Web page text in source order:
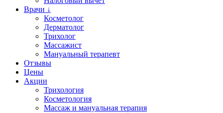
Врачи ↓
Косметолог
Дерматолог
Трихолог
Массажист
Мануальный терапевт
Отзывы
Цены
Акции
Трихология
Косметология
Массаж и мануальная терапия